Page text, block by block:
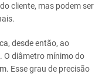
cliente, mas podem ser
desde então, ao
O diâmetro mínimo do
Esse grau de precisão